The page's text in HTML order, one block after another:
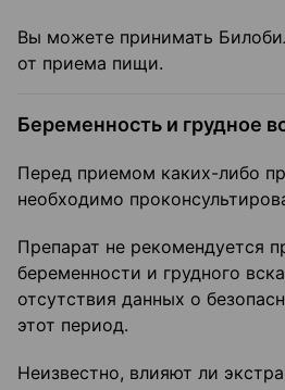
Вы можете принимать
от приема пищи.
Беременность и грудное
Перед приемом каких-либо
необходимо
Препарат не рекомендуется
беременности и грудного
отсутствия данных о
этот период.
Неизвестно, влияют ли